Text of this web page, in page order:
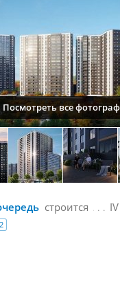
Посмотреть все
строится